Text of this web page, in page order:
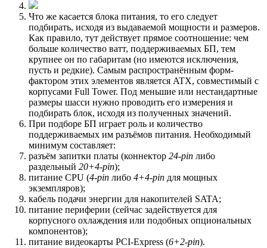
Что же касается блока питания, то его следует
подбирать, исходя из выдаваемой мощности и размеров.
Как правило, тут действует прямое соотношение: чем
больше количество ватт, поддерживаемых БП, тем
крупнее он по габаритам (но имеются исключения,
пусть и редкие). Самым распространённым форм-
фактором этих элементов является ATX, совместимый с
корпусами Full Tower. Под меньшие или нестандартные
размеры шасси нужно проводить его измерения и
подбирать блок, исходя из полученных значений.
При подборе БП играет роль и количество
поддерживаемых им разъёмов питания. Необходимый
минимум составляет:
разъём запитки платы (коннектор 24-pin либо
раздельный 20+4-pin);
питание CPU (4-pin либо 4+4-pin для мощных
экземпляров);
кабель подачи энергии для накопителей SATA;
питание периферии (сейчас задействуется для
корпусного охлаждения или подобных опциональных
компонентов);
питание видеокарты PCI-Express (6+2-pin).